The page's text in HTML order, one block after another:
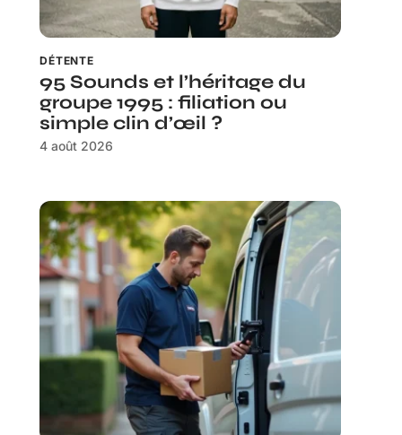
DÉTENTE
95 Sounds et l’héritage du
groupe 1995 : filiation ou
simple clin d’œil ?
4 août 2026